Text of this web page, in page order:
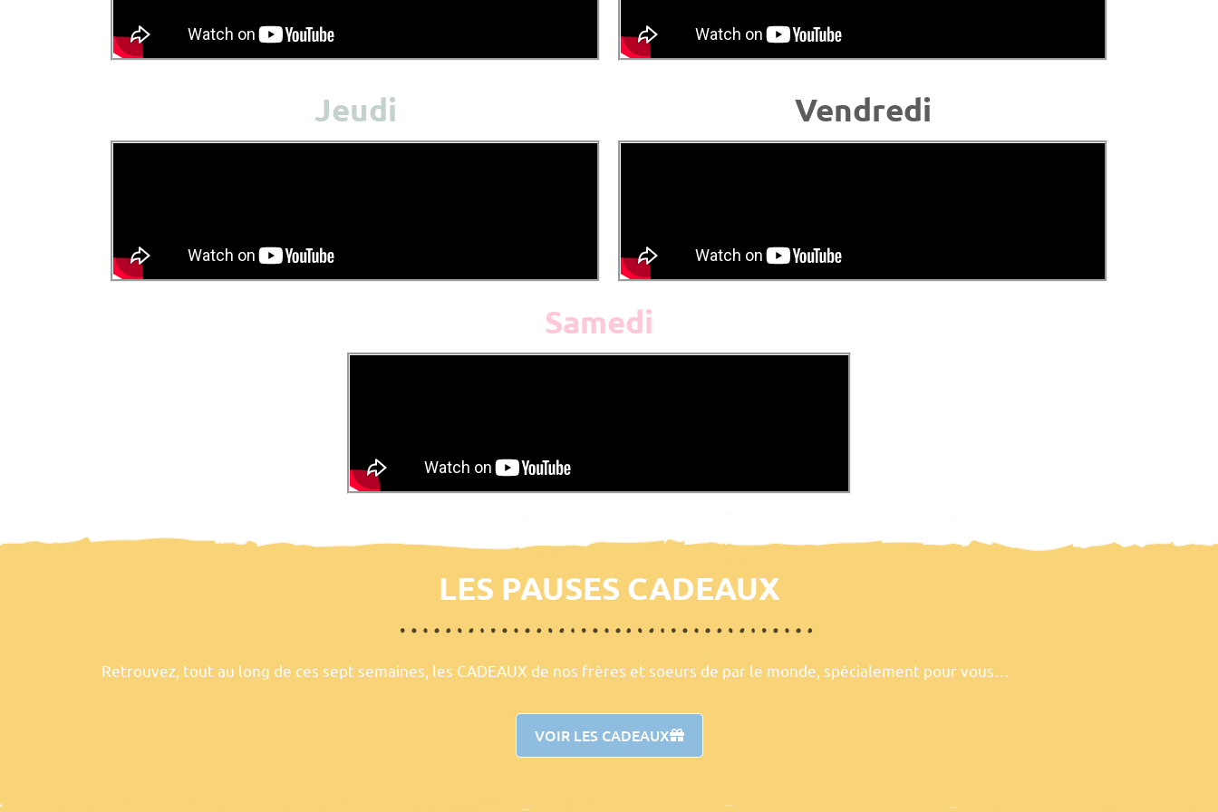
Jeudi Vendredi
Samedi
LES PAUSES CADEAUX
Retrouvez, tout au long de ces sept semaines, les CADEAUX de nos frères et soeurs de par le monde, spécialement pour vous…
VOIR LES CADEAUX